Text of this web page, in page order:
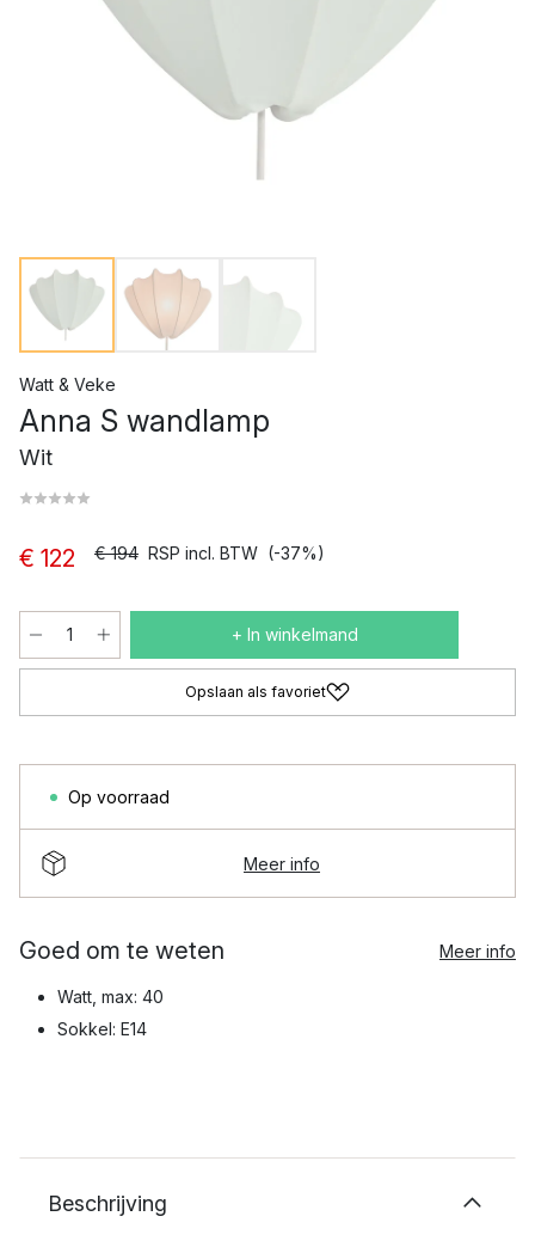
Watt & Veke
Anna S wandlamp
Wit
€ 122 € 194 RSP incl. BTW (-37%)
+ In winkelmand
Opslaan als favoriet
Op voorraad
Meer info
Goed om te weten Meer info
Watt, max: 40
Sokkel: E14
Beschrijving